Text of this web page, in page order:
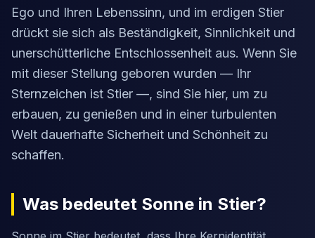
Ego und Ihren Lebenssinn, und im erdigen Stier
drückt sie sich als Beständigkeit, Sinnlichkeit und
unerschütterliche Entschlossenheit aus. Wenn Sie
mit dieser Stellung geboren wurden — Ihr
Sternzeichen ist Stier —, sind Sie hier, um zu
erbauen, zu genießen und in einer turbulenten
Welt dauerhafte Sicherheit und Schönheit zu
schaffen.
Was bedeutet Sonne in Stier?